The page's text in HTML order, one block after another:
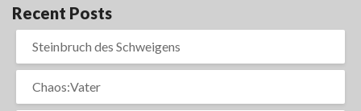
Recent Posts
Steinbruch des Schweigens
Chaos:Vater